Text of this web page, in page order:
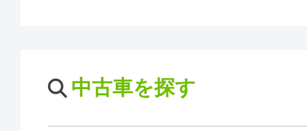
中古車を探す